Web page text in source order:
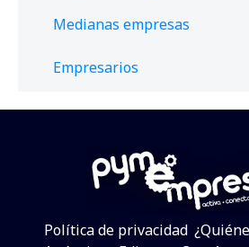
Medianas empresas
Empresarios
Política de privacidad